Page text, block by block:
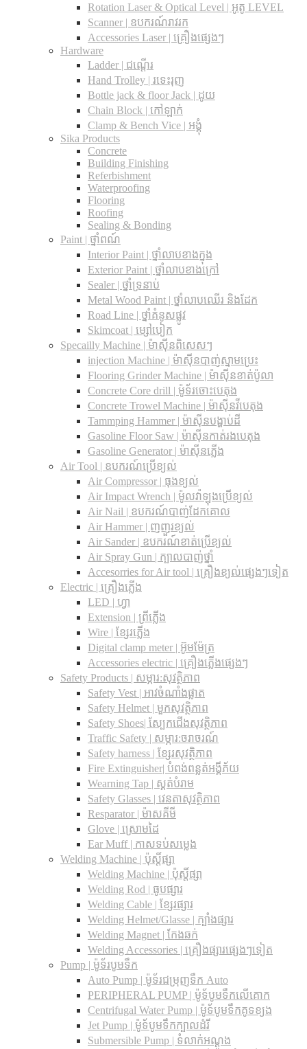
Rotation Laser & Optical Level | អូតូ LEVEL
Scanner | ឧបករណ៍រាវរក
Accessories Laser | គ្រឿងផ្សេងៗ
Hardware
Ladder | ជណ្តើរ
Hand Trolley | រទេះរុញ
Bottle jack & floor Jack​ | ដូយ
Chain Block | កៅឡាក់
Clamp & Bench Vice | អង្គុំ
Sika Products
Concrete
Building Finishing
Referbishment
Waterproofing
Flooring
Roofing
Sealing & Bonding
Paint | ថ្នាំពណ៍
Interior Paint | ថ្នាំលាបខាងក្នុង
Exterior Paint | ថ្នាំលាបខាងក្រៅ
Sealer | ថ្នាំទ្រនាប់
Metal Wood Paint | ថ្នាំលាបឈើរ និងដែក
Road Line | ថ្នាំគំនូសផ្លូវ
Skimcoat | ម្សៅបៀក
Specailly Machine | ម៉ាស៊ីនពិសេសៗ
injection Machine | ម៉ាស៊ីនបាញ់ស្នាមប្រេះ
Flooring Grinder Machine | ម៉ាស៊ីនខាត់ប៉ូលា
Concrete Core drill | ម៉ូទ័រចោះបេតុង
Concrete Trowel Machine | ម៉ាស៊ីនវីបេតុង
Tammping Hammer | ម៉ាស៊ីនបង្ហាប់ដី
Gasoline Floor Saw | ម៉ាស៊ីនកាត់រងបេតុង
Gasoline Generator | ម៉ាស៊ីនភ្លើង
Air Tool | ឧបករណ៍ប្រើខ្យល់
Air Compressor | ធុងខ្យល់
Air Impact Wrench | ម៉ូលវ៉ាឡុងប្រើខ្យល់
Air Nail | ឧបករណ៍បាញ់ដែកគោល
Air Hammer | ញញួរខ្យល់
Air Sander | ឧបករណ៍ខាត់ប្រើខ្យល់
Air Spray Gun | ក្បាលបាញ់ថ្នាំ
Accesorries for Air tool | គ្រឿងខ្យល់ផ្សេងៗទៀត
Electric | គ្រឿងភ្លើង
LED | ហ្វា
Extension | ព្រីភ្លើង
Wire | ខ្សែរភ្លើង
Digital clamp meter | អ៊ូមម៉ែត្រ
Accessories electric | គ្រឿងភ្លើងផ្សេងៗ
Safety Products | សម្ភារ:សុវត្ថិភាព
Safety Vest | អាវចំណាំងផ្លាត
Safety Helmet | មួកសុវត្ថិភាព
Safety Shoes| ស្បែកជើងសុវត្ថិភាព
Traffic Safety​ | សម្ភារ:ចរាចរណ៍
Safety harness | ខ្សែរសុវត្ថិភាព
Fire Extinguisher| បំពង់ពន្លត់អង្គីភ័យ
Wearning Tap | ស្គត់បំរាម
Safety Glasses | វេនតាសុវត្ថិភាព
Resparator | ម៉ាសគីមី
Glove | ស្រោមដៃ
Ear Muff | កាសទប់សម្លេង
Welding Machine | ប៉ុស្តិ៍ផ្សា
Welding Machine | ប៉ុស្តិ៍ផ្សា
Welding Rod | ធូបផ្សារ
Welding Cable | ខ្សែរផ្សារ
Welding Helmet/Glasse | ក្បាំងផ្សារ
Welding Magnet | កែងឆក់
Welding Accessories | គ្រឿងផ្សារផ្សេងៗទៀត
Pump | ម៉ូទ័របូមទឹក
Auto Pump | ម៉ូទ័រជម្រុញទឹក Auto
PERIPHERAL PUMP | ម៉ូទ័បូមទឹកលើគោក
Centrifugal Water Pump | ម៉ូទ័បូមទឹកគូទខ្យង
Jet Pump | ម៉ូទ័បូមទឹកក្បាលដំរី
Submersible Pump | ទំលាក់អណ្តូង